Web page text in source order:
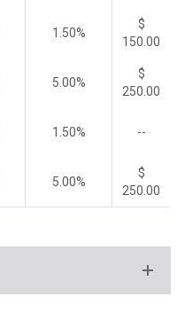
1.50%
$
150.00
5.00%
$
250.00
1.50% --
5.00%
$
250.00